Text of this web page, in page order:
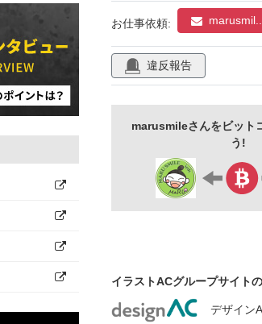
お仕事依頼:
違反報告
marusmileさんをビット
う!
イラストACグループサイト
デザイン